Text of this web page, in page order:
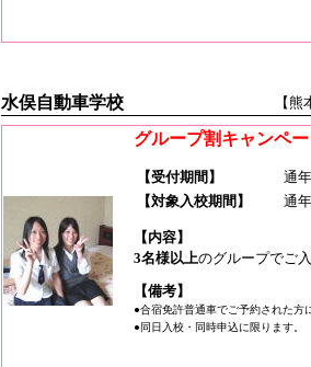
水俣自動車学校 【
グループ割キャンペ
【受付期間】
通年
【対象入校期間】
通年
【内容】
3名様以上のグループでご
【備考】
●合宿免許普通車でご予約された方
●同日入校・同時申込に限ります。